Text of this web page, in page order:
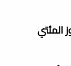
المئتي